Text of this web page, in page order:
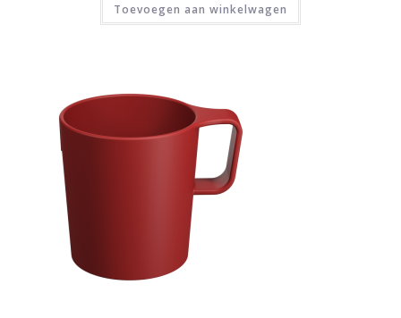
Toevoegen aan winkelwagen